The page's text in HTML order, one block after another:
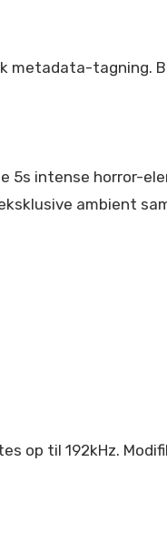
tagning.
5s intense horror-
ambient
op til 192kHz.